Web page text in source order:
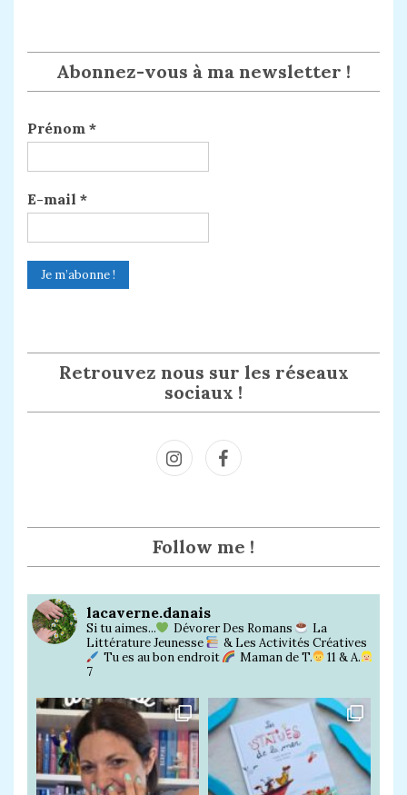
Abonnez-vous à ma newsletter !
Prénom *
E-mail *
Retrouvez nous sur les réseaux
sociaux !
m
Follow me !
lacaverne.danais
Si tu aimes... Dévorer Des Romans
La
Littérature Jeunesse
& Les Activités Créatives
Tu es au bon endroit
Maman de T.
11 & A.
7